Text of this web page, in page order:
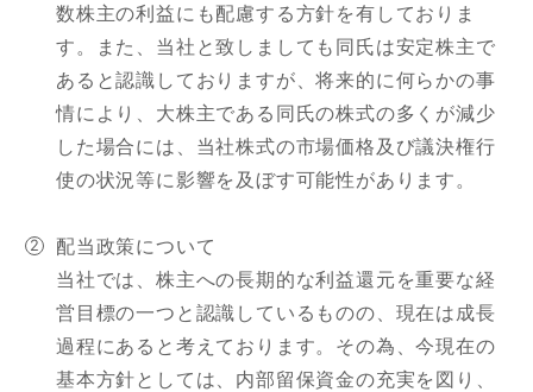
数株主の利益にも配慮する方針を有しておりま
す。また、当社と致しましても同氏は安定株主で
あると認識しておりますが、将来的に何らかの事
情により、大株主である同氏の株式の多くが減少
した場合には、当社株式の市場価格及び議決権行
使の状況等に影響を及ぼす可能性があります。
配当政策について
当社では、株主への長期的な利益還元を重要な経
営目標の一つと認識しているものの、現在は成長
過程にあると考えております。その為、今現在の
基本方針としては、内部留保資金の充実を図り、